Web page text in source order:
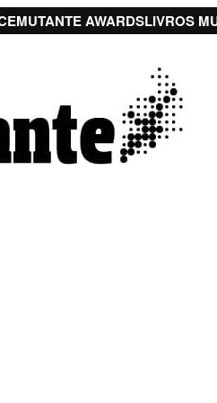
MUTANTE AWARDSLIVROS